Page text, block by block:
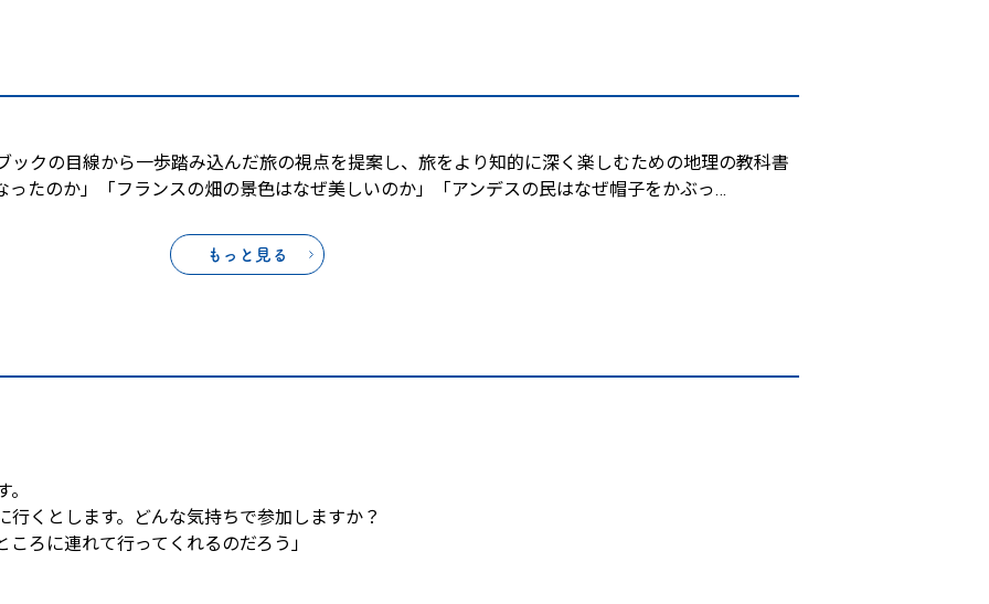
ックの目線から一歩踏み込んだ旅の視点を提案し、旅をより知的に深く楽しむための地理の教科書
ったのか」「フランスの畑の景色はなぜ美しいのか」「アンデスの民はなぜ帽子をかぶっ…
もっと見る
くとします。どんな気持ちで参加しますか？
ろに連れて行ってくれるのだろう」